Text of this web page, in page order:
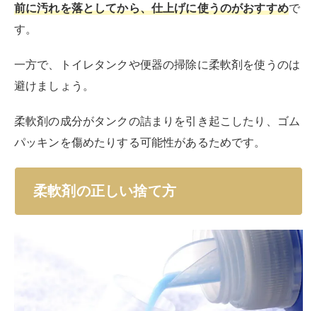
前に汚れを落としてから、仕上げに使うのがおすすめで
す。
一方で、トイレタンクや便器の掃除に柔軟剤を使うのは
避けましょう。
柔軟剤の成分がタンクの詰まりを引き起こしたり、ゴム
パッキンを傷めたりする可能性があるためです。
柔軟剤の正しい捨て方